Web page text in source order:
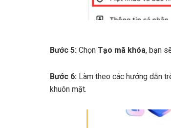
Bước 5: Chọn Tạo mã khóa, bạn
Bước 6: Làm theo các hướng dẫn
khuôn mặt.